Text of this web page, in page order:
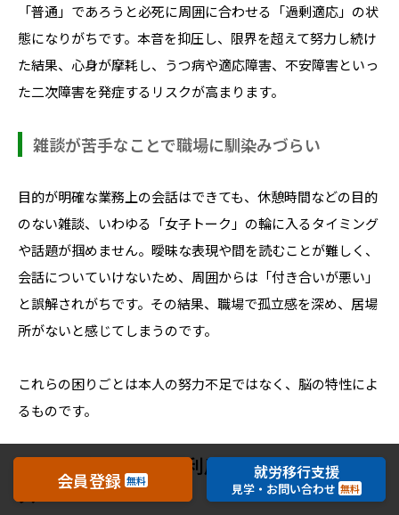
「普通」であろうと必死に周囲に合わせる「過剰適応」の状
態になりがちです。本音を抑圧し、限界を超えて努力し続け
た結果、心身が摩耗し、うつ病や適応障害、不安障害といっ
た二次障害を発症するリスクが高まります。
雑談が苦手なことで職場に馴染みづらい
目的が明確な業務上の会話はできても、休憩時間などの目的
のない雑談、いわゆる「女子トーク」の輪に入るタイミング
や話題が掴めません。曖昧な表現や間を読むことが難しく、
会話についていけないため、周囲からは「付き合いが悪い」
と誤解されがちです。その結果、職場で孤立感を深め、居場
所がないと感じてしまうのです。
これらの困りごとは本人の努力不足ではなく、脳の特性によ
るものです。
グレーゾーンの方が利用できる支援サービ
会員登録 無料 就労移行支援
見学・お問い合わせ 無料